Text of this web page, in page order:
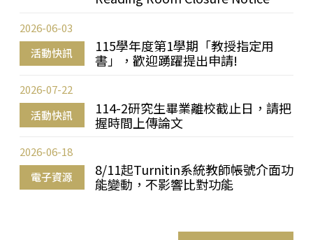
活動快訊
115學年度第1學期「教授指定用
書」，歡迎踴躍提出申請!
2026-06-03
活動快訊
114-2研究生畢業離校截止日，請把
握時間上傳論文
2026-07-22
電子資源
8/11起Turnitin系統教師帳號介面功
能變動，不影響比對功能
2026-06-18